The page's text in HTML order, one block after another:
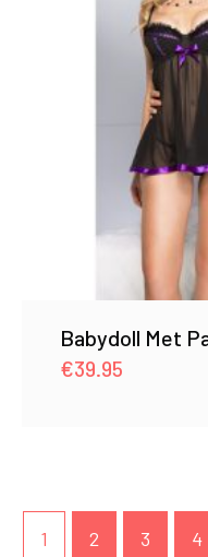
Babydoll Met
€39.95
1 2 3 4